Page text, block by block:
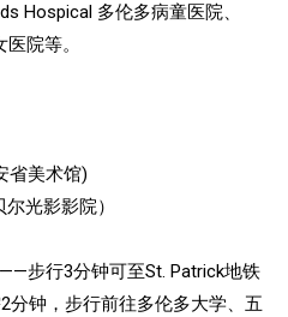
Hospical 多伦多病童医院、
院等。
省美术馆)
光影影院）
——步行3分钟可至St. Patrick地铁
分钟，步行前往多伦多大学、五